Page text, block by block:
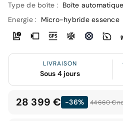
Type de boîte : Boîte
Energie :
Micro-hybride essence
LIVRAISON
Sous 4 jours
28 399 € -36% 44 660 €